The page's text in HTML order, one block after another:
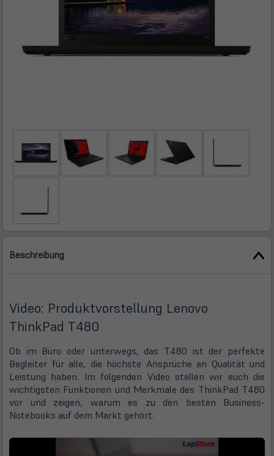
Beschreibung
Video: Produktvorstellung Lenovo
ThinkPad T480
Ob im Büro oder unterwegs, das T480 ist der perfekte
Begleiter für alle, die höchste Ansprüche an Qualität und
Leistung haben. Im folgenden Video stellen wir euch die
wichtigsten Funktionen und Merkmale des ThinkPad T480
vor und zeigen, warum es zu den besten Business-
Notebooks auf dem Markt gehört.